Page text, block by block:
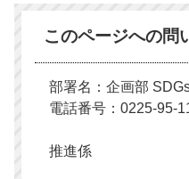
このページへの問
部署名：企画部
電話番号：0225-95-
推進係